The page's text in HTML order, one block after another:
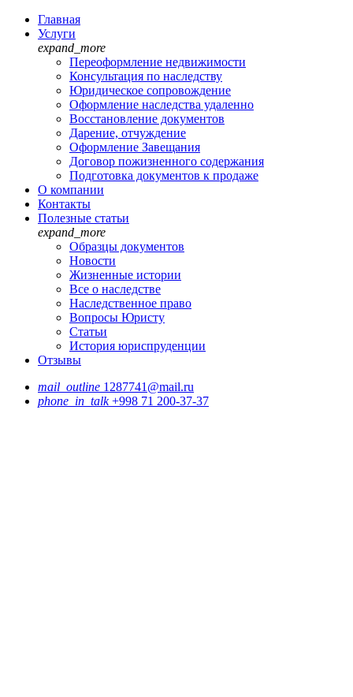
Главная
Услуги
expand_more
Переоформление недвижимости
Консультация по наследству
Юридическое сопровождение
Оформление наследства удаленно
Восстановление документов
Дарение, отчуждение
Оформление Завещания
Договор пожизненного содержания
Подготовка документов к продаже
О компании
Контакты
Полезные статьи
expand_more
Образцы документов
Новости
Жизненные истории
Все о наследстве
Наследственное право
Вопросы Юристу
Статьи
История юриспруденции
Отзывы
mail_outline 1287741@mail.ru
phone_in_talk +998 71 200-37-37